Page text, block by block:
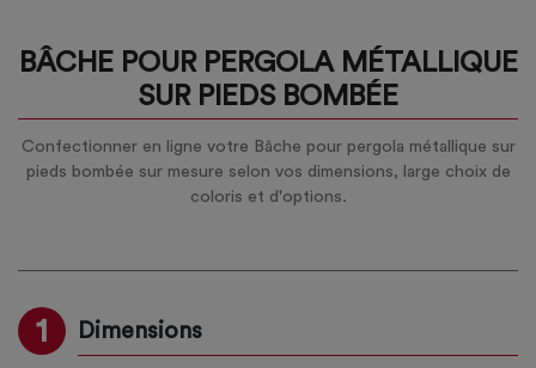
BÂCHE POUR PERGOLA MÉTALLIQUE
SUR PIEDS BOMBÉE
Confectionner en ligne votre Bâche pour pergola métallique sur
pieds bombée sur mesure selon vos dimensions, large choix de
coloris et d'options.
1 Dimensions